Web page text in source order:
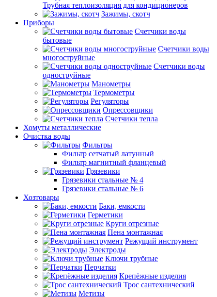
Трубная теплоизоляция для кондиционеров
Зажимы, скотч
Приборы
Счетчики воды
бытовые
Счетчики воды
многоструйные
Счетчики воды
одноструйные
Манометры
Термометры
Регуляторы
Опрессовщики
Счетчики тепла
Хомуты металлические
Очистка воды
Фильтры
Фильтр сетчатый латунный
Фильтр магнитный фланцевый
Грязевики
Грязевики стальные № 4
Грязевики стальные № 6
Хозтовары
Баки, емкости
Герметики
Круги отрезные
Пена монтажная
Режущий инструмент
Электроды
Ключи трубные
Перчатки
Крепёжные изделия
Трос сантехнический
Метизы